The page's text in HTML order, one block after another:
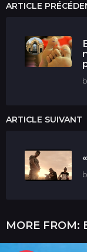
ARTICLE
ARTICLE SUIVANT
MORE FROM: